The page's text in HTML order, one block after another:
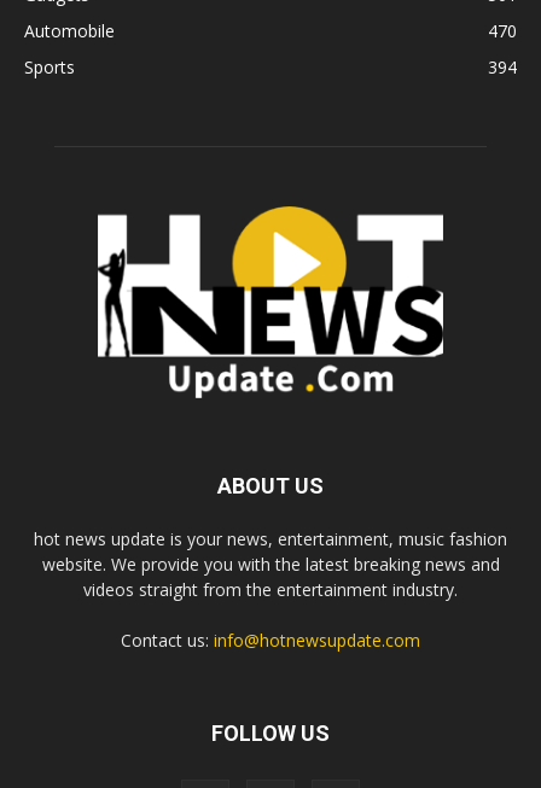
Automobile
470
Sports
394
ABOUT US
hot news update is your news, entertainment, music fashion
website. We provide you with the latest breaking news and
videos straight from the entertainment industry.
Contact us: info@hotnewsupdate.com
FOLLOW US